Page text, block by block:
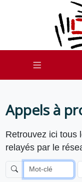
Appels à
Retrouvez ici tous
relayés par le